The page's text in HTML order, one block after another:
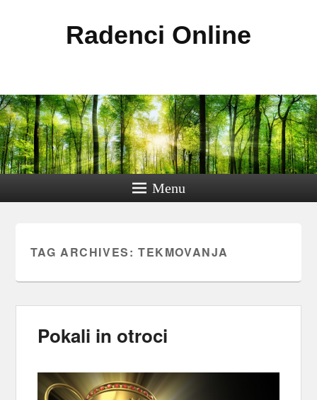
Radenci Online
Menu
TAG ARCHIVES: TEKMOVANJA
Pokali in otroci